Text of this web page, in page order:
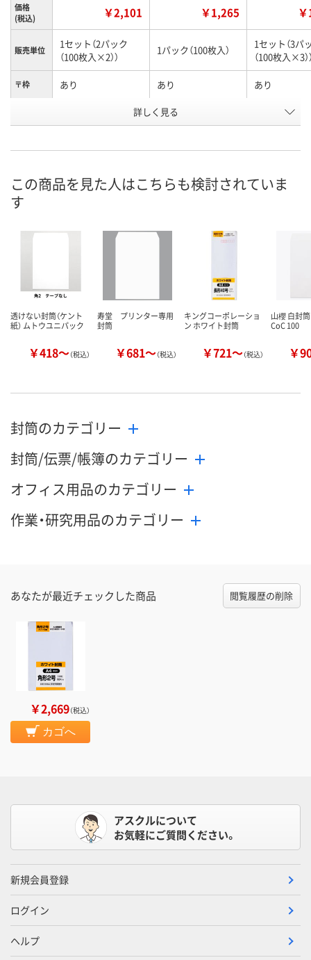
価格
(税込)
￥2,101 ￥1,265
販売単位
1セット（2パック
（100枚入×2））
1パック（100枚入）
1セット（3パ
（100枚入×3）
〒枠 あり あり あり
長形3号 長形40号
号
お届け日
数量
詳しく見る
この商品を見た人はこちらも検討されていま
す
透けない封筒（ケント
紙） ムトウユニパック
￥418～（税込）
寿堂 プリンター専用
封筒
￥681～（税込）
キングコーポレーショ
ン ホワイト封筒
￥721～（税込）
山櫻 白封
CoC 100
￥
封筒のカテゴリー
封筒/伝票/帳簿のカテゴリー
オフィス用品のカテゴリー
作業・研究用品のカテゴリー
あなたが最近チェックした商品 閲覧履歴の削除
￥2,669（税込）
カゴへ
アスクルについて
お気軽にご質問ください。
新規会員登録
ログイン
ヘルプ